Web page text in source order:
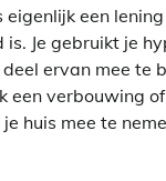
eigenlijk een
Je gebruikt je
ervan mee te
een verbouwing
huis mee te